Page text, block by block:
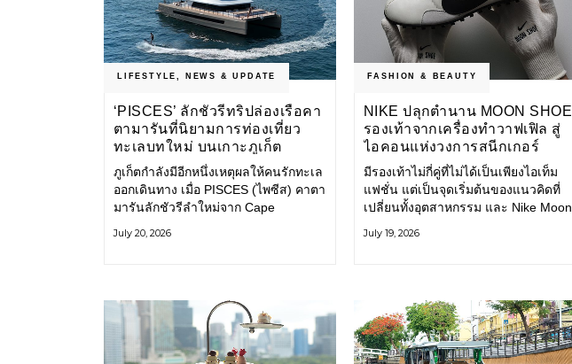
LIFESTYLE NEWS & UPDATE
‘PISCES’ ลักชัวรีทริปล่องเรือคา
ตามารันที่นิยามการท่องเที่ยว
ทะเลบทใหม่ บนเกาะภูเก็ต
ภูเก็ตกำลังมีอีกหนึ่งเหตุผลให้คนรักทะเล
ออกเดินทาง เมื่อ PISCES (ไพซีส) คาตา
มารันลักชัวรีลำใหม่จาก Cape
ทะเลอันดามันและอ่าวพังงาในมุมที่ต่าง
เป็นส่วนหนึ่งของการเดินทาง ทั้งงาน
บริการ สิ่งอำนวยความสะดวก
July 20, 2026
FASHION & BEAUTY
NIKE ปลุกตำนาน MOON SHOE
รองเท้าจากเครื่องทำวาฟเฟิล สู่
ไอคอนแห่งวงการสนีกเกอร์
มีรองเท้าไม่กี่คู่ที่ไม่ได้เป็นเพียงไอเท็ม
แฟชั่น แต่เป็นจุดเริ่มต้นของแนวคิดที่
เปลี่ยนทั้งอุตสาหกรรม และ Nike Moon
ไอคอนที่ถือกำเนิดเมื่อกว่าครึ่งศตวรรษ
Nike
July 19, 2026